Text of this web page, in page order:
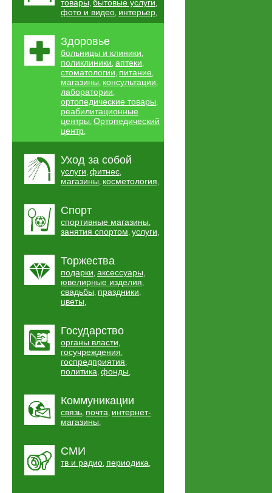
товары, бытовые услуги,
фото и видео, интерьер,
Здоровье
больницы и клиники,
поликлиники, аптеки,
стоматологии, питание,
магазины, консультации,
лаборатории,
ортопедические товары,
реабилитационные
центры, Ортопедический
центр,
Уход за собой
услуги, фитнес,
магазины, косметология,
Спорт
спортивные магазины,
занятия спортом, услуги,
Торжества
подарки, аксессуары,
ювелирные изделия,
свадьбы, праздники,
цветы,
Государство
органы власти,
госучреждения,
госпредприятия,
политика, фонды,
Коммуникации
связь, почта, интернет-
магазины,
СМИ
тв и радио, периодика,